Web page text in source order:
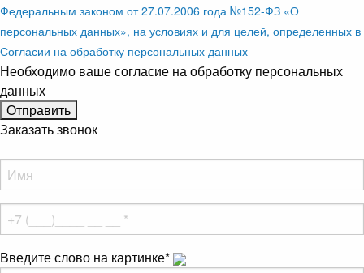
Федеральным законом от 27.07.2006 года №152-ФЗ «О
персональных данных», на условиях и для целей, определенных в
Согласии на обработку персональных данных
Необходимо ваше согласие на обработку персональных
данных
Заказать звонок
Введите слово на картинке*